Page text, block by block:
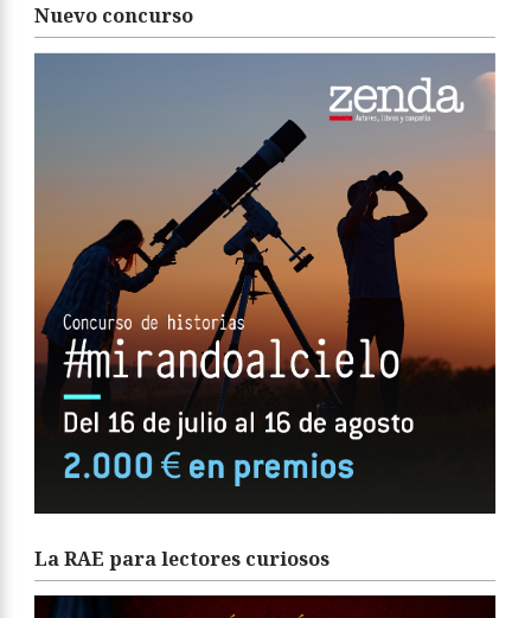
Nuevo concurso
La RAE para lectores curiosos